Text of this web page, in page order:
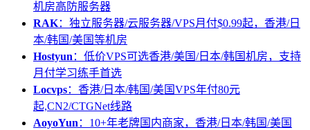
机房高防服务器
RAK：独立服务器/云服务器/VPS月付$0.99起，香港/日
本/韩国/美国等机房
Hostyun ：低价VPS可选香港/美国/日本/韩国机房，支持
月付学习练手首选
Locvps：香港/日本/韩国/美国VPS年付80元
起,CN2/CTGNet线路
AoyoYun ：10+年老牌国内商家，香港/日本/韩国/美国